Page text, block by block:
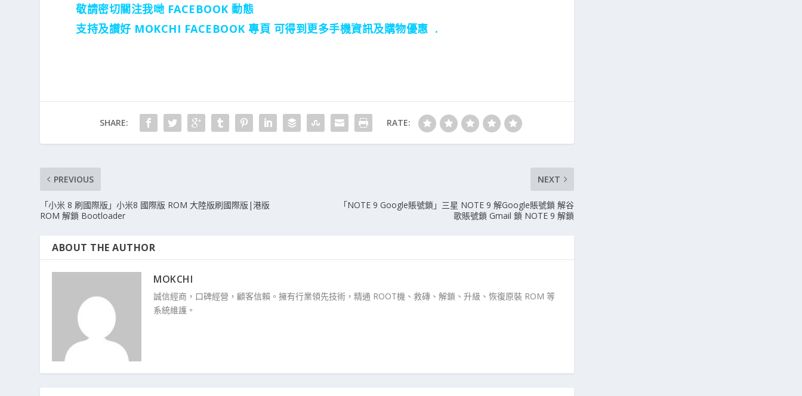
敬請密切關注我哋 FACEBOOK 動態
支持及讃好 MOKCHI FACEBOOK 專頁 可得到更多手機資訊及購物優惠 .
SHARE: RATE:
PREVIOUS
「小米 8 刷國際版」小米8 國際版 ROM 大陸版刷國際版|港版
ROM 解鎖 Bootloader
NEXT
「NOTE 9 Google賬號鎖」三星 NOTE 9 解Google賬號鎖 解谷
歌賬號鎖 Gmail 鎖 NOTE 9 解鎖
ABOUT THE AUTHOR
MOKCHI
誠信經商，口碑經營，顧客信賴。擁有行業領先技術，精通 ROOT機、救磚、解鎖、升級、恢復原裝 ROM 等
系統維護。